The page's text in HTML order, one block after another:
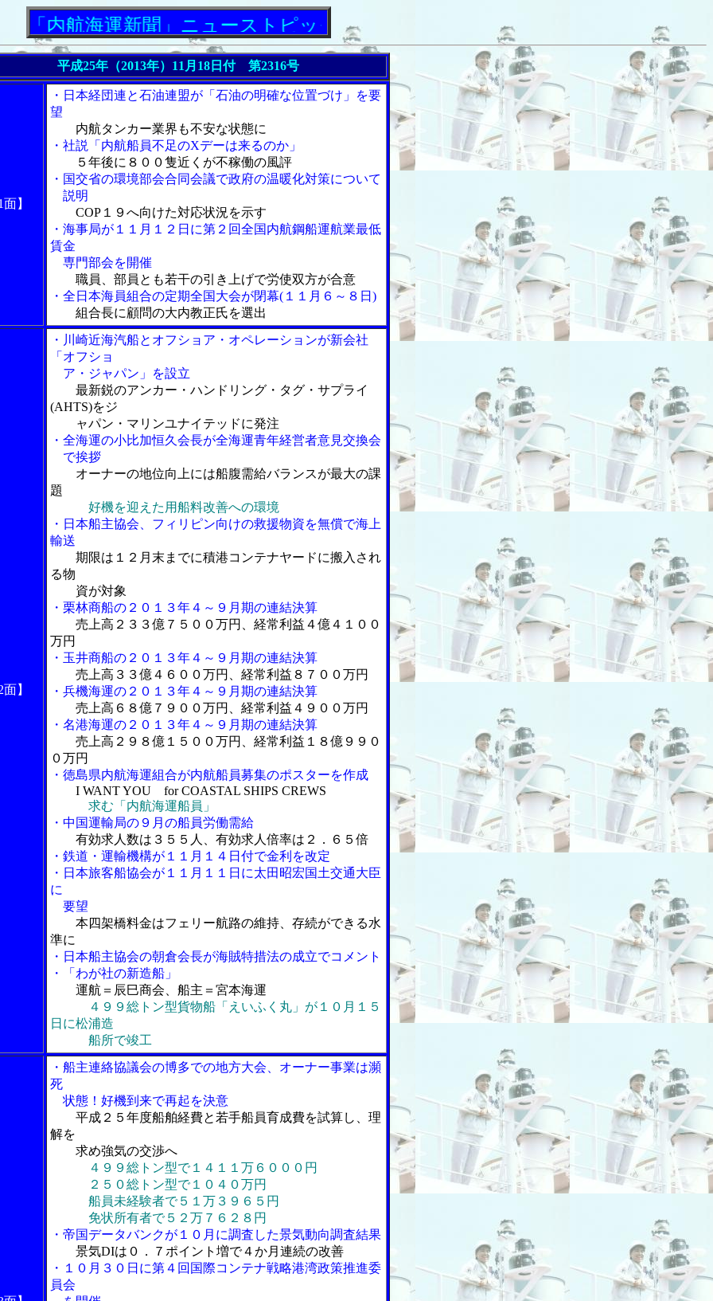
海運新聞」ニューストピックス
平成25年（2013年）11月18日付 第2316号
】
・日本経団連と石油連盟が「石油の明確な位置づけ」を要
望
内航タンカー業界も不安な状態に
・社説「内航船員不足のXデーは来るのか」
５年後に８００隻近くが不稼働の風評
・国交省の環境部会合同会議で政府の温暖化対策について
説明
COP１９へ向けた対応状況を示す
・海事局が１１月１２日に第２回全国内航鋼船運航業最低
賃金
専門部会を開催
職員、部員とも若干の引き上げで労使双方が合意
・全日本海員組合の定期全国大会が閉幕(１１月６～８日)
組合長に顧問の大内教正氏を選出
】
・川崎近海汽船とオフショア・オペレーションが新会社
「オフショ
ア・ジャパン」を設立
最新鋭のアンカー・ハンドリング・タグ・サプライ
(AHTS)をジ
ャパン・マリンユナイテッドに発注
・全海運の小比加恒久会長が全海運青年経営者意見交換会
で挨拶
オーナーの地位向上には船腹需給バランスが最大の課
題
好機を迎えた用船料改善への環境
・日本船主協会、フィリピン向けの救援物資を無償で海上
輸送
期限は１２月末までに積港コンテナヤードに搬入され
る物
資が対象
・栗林商船の２０１３年４～９月期の連結決算
売上高２３３億７５００万円、経常利益４億４１００
万円
・玉井商船の２０１３年４～９月期の連結決算
売上高３３億４６００万円、経常利益８７００万円
・兵機海運の２０１３年４～９月期の連結決算
売上高６８億７９００万円、経常利益４９００万円
・名港海運の２０１３年４～９月期の連結決算
売上高２９８億１５００万円、経常利益１８億９９０
０万円
・徳島県内航海運組合が内航船員募集のポスターを作成
I WANT YOU for COASTAL SHIPS CREWS
求む「内航海運船員」
・中国運輸局の９月の船員労働需給
有効求人数は３５５人、有効求人倍率は２．６５倍
・鉄道・運輸機構が１１月１４日付で金利を改定
・日本旅客船協会が１１月１１日に太田昭宏国土交通大臣
に
要望
本四架橋料金はフェリー航路の維持、存続ができる水
準に
・日本船主協会の朝倉会長が海賊特措法の成立でコメント
・「わが社の新造船」
運航＝辰巳商会、船主＝宮本海運
４９９総トン型貨物船「えいふく丸」が１０月１５
日に松浦造
船所で竣工
・船主連絡協議会の博多での地方大会、オーナー事業は瀕
死
状態！好機到来で再起を決意
平成２５年度船舶経費と若手船員育成費を試算し、理
解を
求め強気の交渉へ
４９９総トン型で１４１１万６０００円
２５０総トン型で１０４０万円
船員未経験者で５１万３９６５円
免状所有者で５２万７６２８円
・帝国データバンクが１０月に調査した景気動向調査結果
景気DIは０．７ポイント増で４か月連続の改善
・１０月３０日に第４回国際コンテナ戦略港湾政策推進委
員会